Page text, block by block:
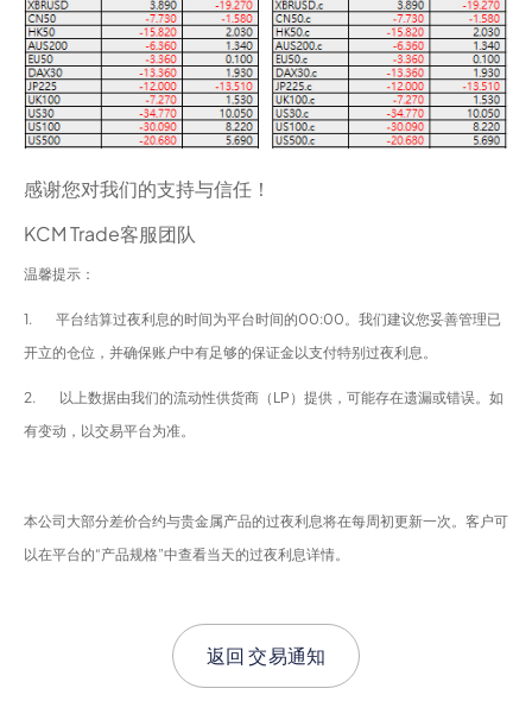
感谢您对我们的支持与信任！
KCM Trade客服团队
温馨提示：
1. 平台结算过夜利息的时间为平台时间的00:00。我们建议您妥善管理已
开立的仓位，并确保账户中有足够的保证金以支付特别过夜利息。
2. 以上数据由我们的流动性供货商（LP）提供，可能存在遗漏或错误。如
有变动，以交易平台为准。
本公司大部分差价合约与贵金属产品的过夜利息将在每周初更新一次。客户可
以在平台的“产品规格”中查看当天的过夜利息详情。
返回交易通知